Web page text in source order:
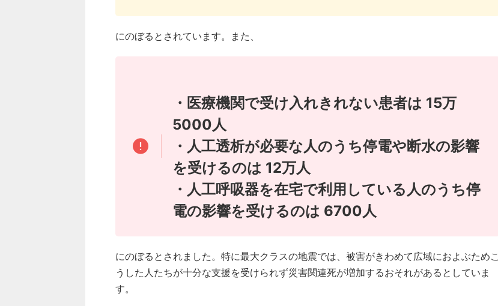
にのぼるとされています。また、
・医療機関で受け入れきれない患者は 15万
5000人
・人工透析が必要な人のうち停電や断水の影響
を受けるのは 12万人
・人工呼吸器を在宅で利用している人のうち停
電の影響を受けるのは 6700人
にのぼるとされました。特に最大クラスの地震では、被害がきわめて広域におよぶためこ
うした人たちが十分な支援を受けられず災害関連死が増加するおそれがあるとしていま
す。